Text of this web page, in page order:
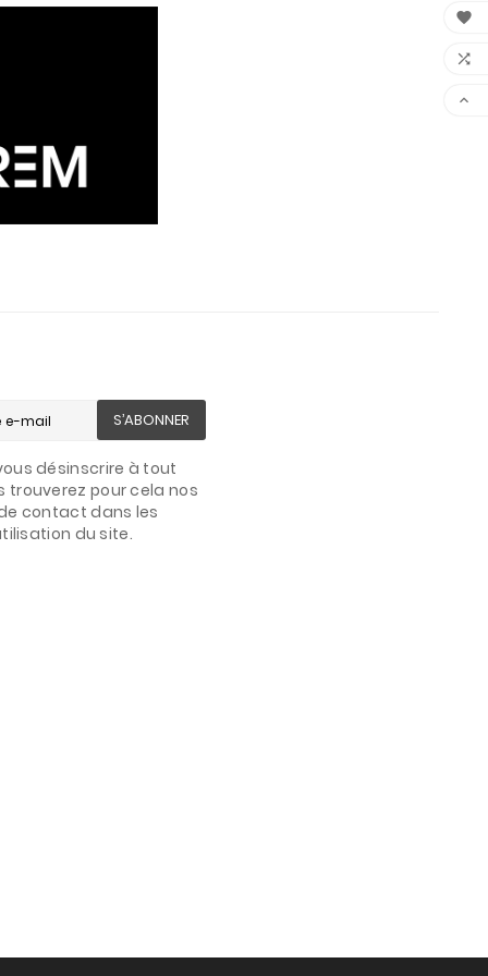
S’ABONNER
désinscrire à tout
trouverez pour cela nos
contact dans les
du site.


